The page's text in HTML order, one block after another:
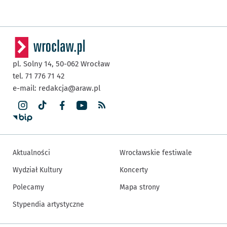
pl. Solny 14, 50-062 Wrocław
tel. 71 776 71 42
e-mail: redakcja@araw.pl
Aktualności
Wydział Kultury
Polecamy
Stypendia artystyczne
Wrocławskie festiwale
Koncerty
Mapa strony